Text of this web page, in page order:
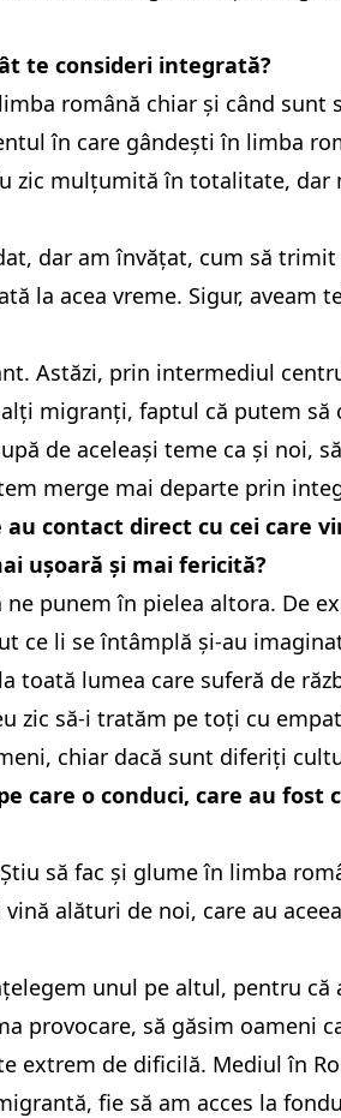
te consideri integrată?
română chiar și când sunt
în care gândești în limba
zic mulțumită în totalitate,
dar am învățat, cum să
la acea vreme. Sigur, aveam
Astăzi, prin intermediul
migranți, faptul că putem să
de aceleași teme ca și noi,
merge mai departe prin
contact direct cu cei care
ușoară și mai fericită?
punem în pielea altora. De
ce li se întâmplă și-au
lumea care suferă de
zic să-i tratăm pe toți cu
chiar dacă sunt diferiți
care o conduci, care au fost
să fac și glume în limba
alături de noi, care au
unul pe altul, pentru că
provocare, să găsim oameni
extrem de dificilă. Mediul în
fie să am acces la